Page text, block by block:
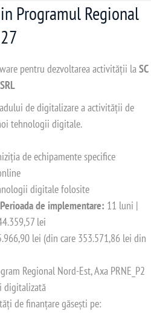
Programul Regional
pentru dezvoltarea activității laSC
de digitalizare a activității de
tehnologii digitale.
de echipamente specifice
digitale folosite
Perioada de implementare: 11 luni |
lei
lei (din care 353.571,86 lei din
Regional Nord-Est, Axa PRNE_P2
digitalizată
de finanțare găsești pe: